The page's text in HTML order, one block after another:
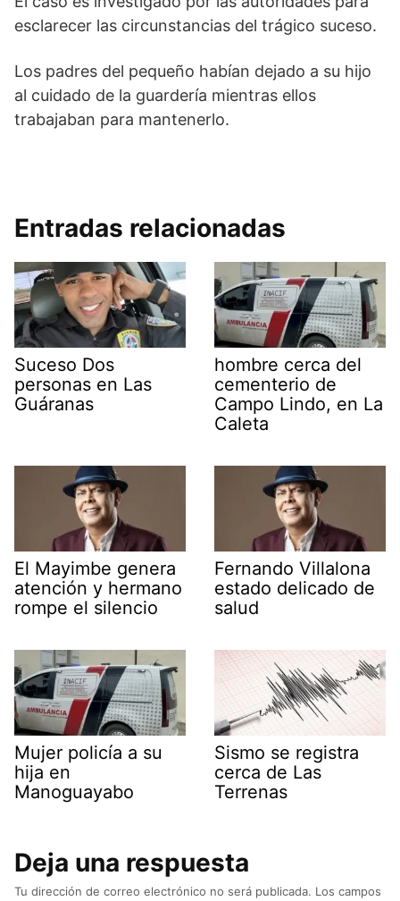
esclarecer las circunstancias del trágico suceso.
Los padres del pequeño habían dejado a su hijo
al cuidado de la guardería mientras ellos
trabajaban para mantenerlo.
Entradas relacionadas
Suceso Dos
personas en Las
Guáranas
hombre cerca del
cementerio de
Campo Lindo, en La
Caleta
El Mayimbe genera
atención y hermano
rompe el silencio
Fernando Villalona
estado delicado de
salud
Mujer policía a su
hija en
Manoguayabo
Sismo se registra
cerca de Las
Terrenas
Deja una respuesta
Tu dirección de correo electrónico no será publicada. Los campos